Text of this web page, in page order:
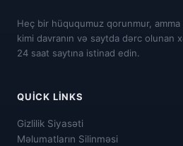
Heç bir hüququmuz qorunmur,
kimi davranın və saytda dərc olunan
24 saat saytına istinad edin.
QUICK LINKS
Gizlilik Siyasəti
Məlumatların Silinməsi